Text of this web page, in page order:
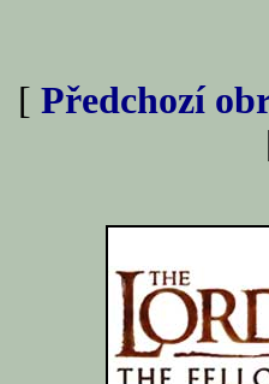
[ Předchozí